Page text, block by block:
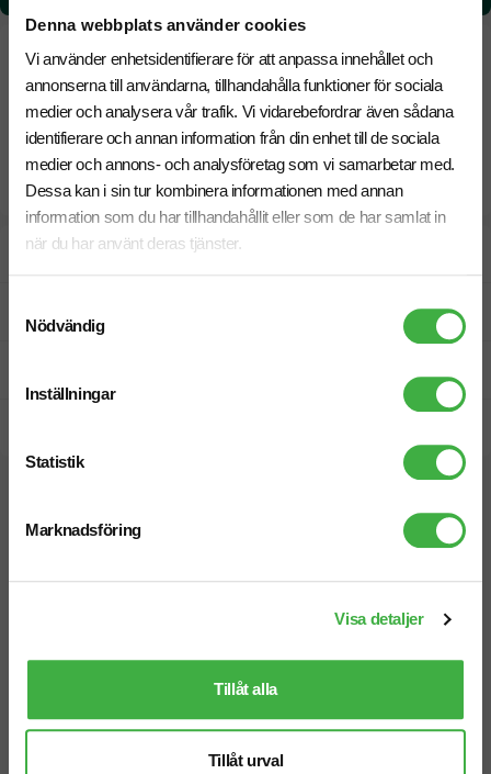
Denna webbplats använder cookies
Vi använder enhetsidentifierare för att anpassa innehållet och
annonserna till användarna, tillhandahålla funktioner för sociala
medier och analysera vår trafik. Vi vidarebefordrar även sådana
identifierare och annan information från din enhet till de sociala
medier och annons- och analysföretag som vi samarbetar med.
Dessa kan i sin tur kombinera informationen med annan
information som du har tillhandahållit eller som de har samlat in
när du har använt deras tjänster.
Nödvändig
Inställningar
Statistik
Marknadsföring
Visa detaljer
Tillåt alla
Tillåt urval
Designskiss inom 1 h